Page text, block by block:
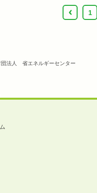
‹ 1
団法人 省エネルギーセンター